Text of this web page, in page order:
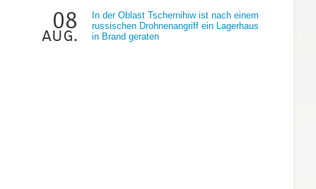
08
aug.
In der Oblast Tschernihiw ist nach einem
russischen Drohnenangriff ein Lagerhaus
in Brand geraten